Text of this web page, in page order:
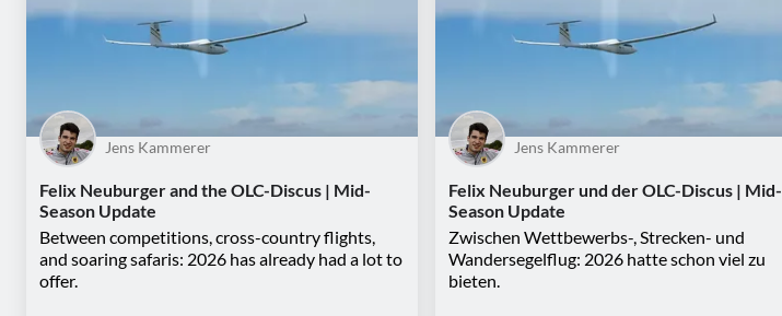
Jens Kammerer
Felix Neuburger and the OLC-Discus | Mid-
Season Update
Between competitions, cross-country flights,
and soaring safaris: 2026 has already had a lot to
offer.
Jens Kammerer
Felix Neuburger und der OLC-Discus | Mid-
Season Update
Zwischen Wettbewerbs-, Strecken- und
Wandersegelflug: 2026 hatte schon viel zu
bieten.